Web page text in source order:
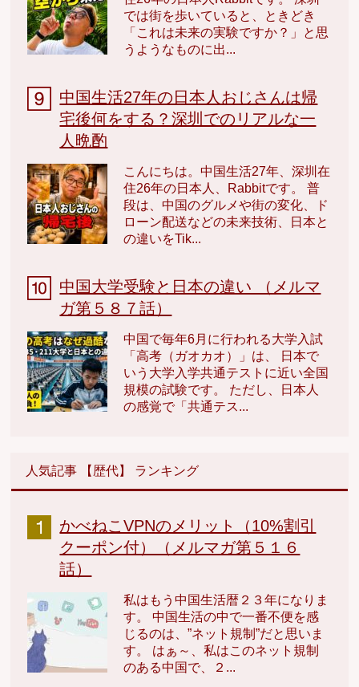
では街を歩いていると、ときどき
「これは未来の実験ですか？」と思
うようなものに出...
中国生活27年の日本人おじさんは帰
宅後何をする？深圳でのリアルな一
人晩酌
こんにちは。中国生活27年、深圳在
住26年の日本人、Rabbitです。 普
段は、中国のグルメや街の変化、ド
ローン配送などの未来技術、日本と
の違いをTik...
中国大学受験と日本の違い （メルマ
ガ第５８７話）
中国で毎年6月に行われる大学入試
「高考（ガオカオ）」は、 日本で
いう大学入学共通テストに近い全国
規模の試験です。 ただし、日本人
の感覚で「共通テス...
人気記事 【歴代】 ランキング
かべねこVPNのメリット（10%割引
クーポン付）（メルマガ第５１６
話）
私はもう中国生活暦２３年になりま
す。 中国生活の中で一番不便を感
じるのは、”ネット規制”だと思いま
す。 はぁ～、私はこのネット規制
のある中国で、２...